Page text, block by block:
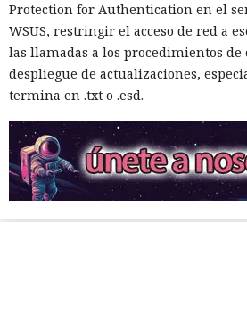
Protection for Authentication en el
WSUS, restringir el acceso de red a
las llamadas a los procedimientos de
despliegue de actualizaciones,
termina en .txt o .esd.